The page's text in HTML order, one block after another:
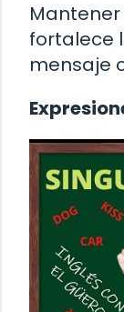
fortalece
mensaje